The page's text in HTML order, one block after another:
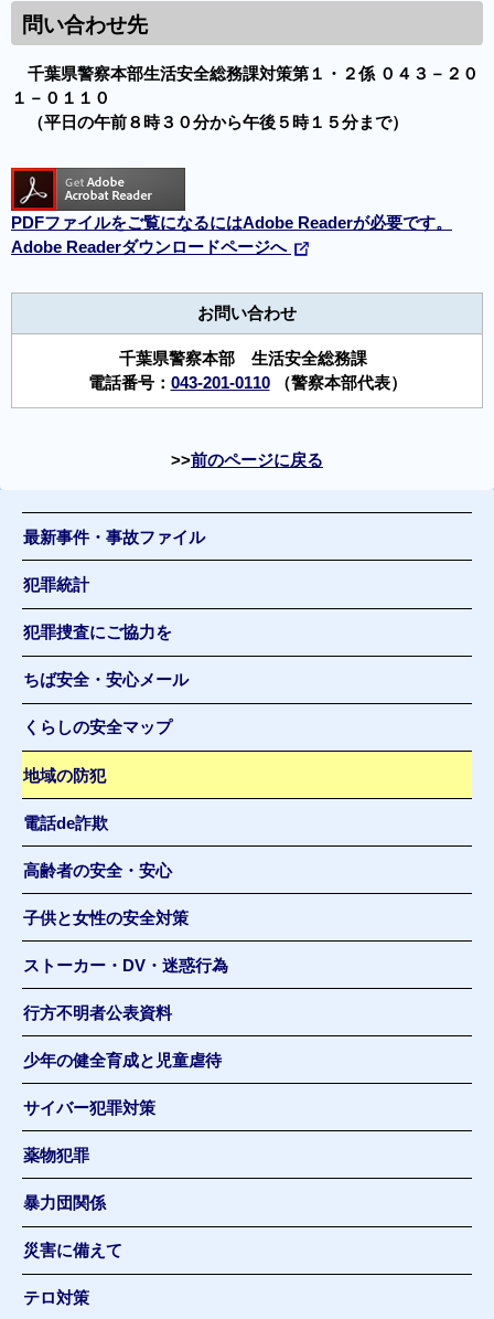
問い合わせ先
千葉県警察本部生活安全総務課対策第１・２係 ０４３－２０
１－０１１０
（平日の午前８時３０分から午後５時１５分まで）
PDFファイルをご覧になるにはAdobe Readerが必要です。
Adobe Readerダウンロードページへ
お問い合わせ
千葉県警察本部 生活安全総務課
電話番号： 043-201-0110（警察本部代表）
前のページに戻る
最新事件・事故ファイル
犯罪統計
犯罪捜査にご協力を
ちば安全・安心メール
くらしの安全マップ
地域の防犯
電話de詐欺
高齢者の安全・安心
子供と女性の安全対策
ストーカー・DV・迷惑行為
行方不明者公表資料
少年の健全育成と児童虐待
サイバー犯罪対策
薬物犯罪
暴力団関係
災害に備えて
テロ対策